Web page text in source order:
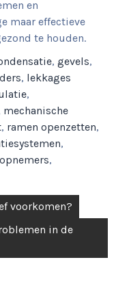
en
maar effectieve
te houden.
,gevels,
, lekkages
,
mechanische
, ramen openzetten,
,
,
voorkomen?
in de